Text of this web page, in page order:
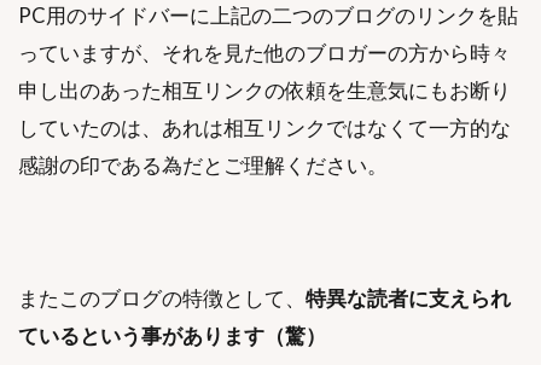
PC用のサイドバーに上記の二つのブログのリンクを貼
っていますが、それを見た他のブロガーの方から時々
申し出のあった相互リンクの依頼を生意気にもお断り
していたのは、あれは相互リンクではなくて一方的な
感謝の印である為だとご理解ください。
またこのブログの特徴として、 特異な読者に支えられ
ているという事があります（驚）